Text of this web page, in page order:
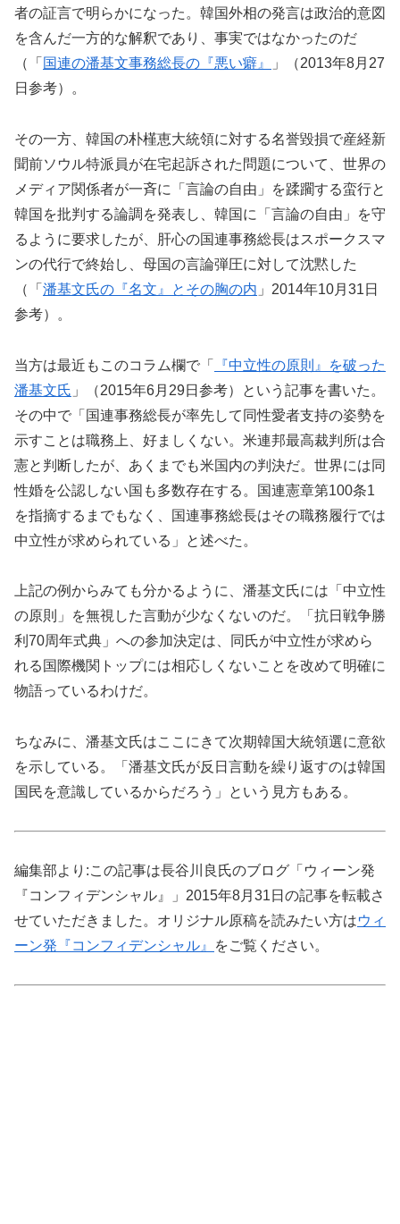
者の証言で明らかになった。韓国外相の発言は政治的意図
を含んだ一方的な解釈であり、事実ではなかったのだ
（「 国連の潘基文事務総長の『悪い癖』
」（2013年8月27
日参考）。
その一方、韓国の朴槿恵大統領に対する名誉毀損で産経新
聞前ソウル特派員が在宅起訴された問題について、世界の
メディア関係者が一斉に「言論の自由」を蹂躙する蛮行と
韓国を批判する論調を発表し、韓国に「言論の自由」を守
るように要求したが、肝心の国連事務総長はスポークスマ
ンの代行で終始し、母国の言論弾圧に対して沈黙した
（「 潘基文氏の『名文』とその胸の内 」2014年10月31日
参考）。
当方は最近もこのコラム欄で「
『中立性の原則』を破った
潘基文氏 」（2015年6月29日参考）という記事を書いた。
その中で「国連事務総長が率先して同性愛者支持の姿勢を
示すことは職務上、好ましくない。米連邦最高裁判所は合
憲と判断したが、あくまでも米国内の判決だ。世界には同
性婚を公認しない国も多数存在する。国連憲章第100条1
を指摘するまでもなく、国連事務総長はその職務履行では
中立性が求められている」と述べた。
上記の例からみても分かるように、潘基文氏には「中立性
の原則」を無視した言動が少なくないのだ。「抗日戦争勝
利70周年式典」への参加決定は、同氏が中立性が求めら
れる国際機関トップには相応しくないことを改めて明確に
物語っているわけだ。
ちなみに、潘基文氏はここにきて次期韓国大統領選に意欲
を示している。「潘基文氏が反日言動を繰り返すのは韓国
国民を意識しているからだろう」という見方もある。
編集部より:この記事は長谷川良氏のブログ「ウィーン発
『コンフィデンシャル』」2015年8月31日の記事を転載さ
せていただきました。オリジナル原稿を読みたい方はウィ
ーン発『コンフィデンシャル』
をご覧ください。